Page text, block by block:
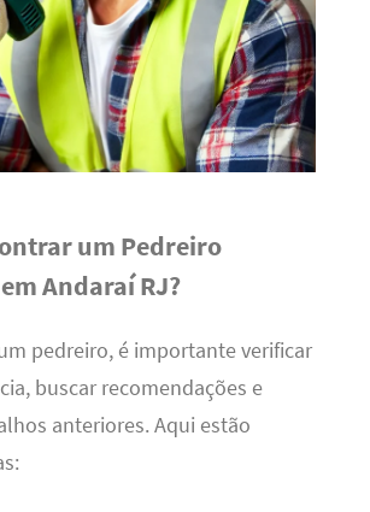
um Pedreiro
Andaraí RJ?
pedreiro, é importante verificar
buscar recomendações e
anteriores. Aqui estão